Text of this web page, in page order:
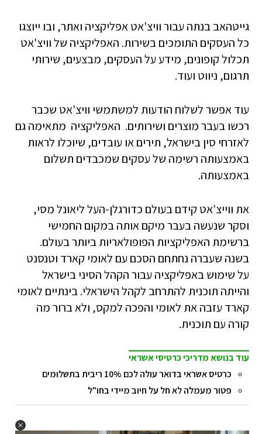
גייטהאב בנתה עבור וויצ'אט אפליקציה ואתר, ובו ייוצגו
כל העסקים התומכים בשירות. האפליקציה של וויצ'אט
תכלול קופונים, מידע על העסקים, מבצעים, שירותי
תרגום, ניווט ועוד.
עוד אפשר לשלוח הודעות למשתמשי וויצ'אט שכבר
רכשו בעבר מוצרים ושירותים. האפליקציה מתאימה גם
לאזרחי סין בישראל, תירים או עובדים, שיוכלו לראות
באמצעותה רשימה של עסקים שמכבדים תשלום
באמצעותה.
את ווייצ'אט קידם בעולם כדורגלן-העל ליאונל מסי,
וסקר שנעשה בעבר מיקם אותה במקום החמישי
ברשימת האפליקציות הפופולאריות ביותר בעולם.
בשנה שעברה נחתחם הסכם עם לאומי קארד וטנסנט
על שימוש באפליקציה עבור הקהל הסיני בישראל
והייתה תוכנית להתרחב לקהל הישראלי. בינתיים לאומי
קארד עזבה את לאומי והפכה למקס, ולא ברור מה
קורה עם תוכנית.
עוד בנושא מדריכי כרטיסי אשראי
כרטיס אשראי בדואר עולה לכם 10% ריבית בתשלומים
פטור מעמלה לא חל על חיוב מיידי בחו"ל